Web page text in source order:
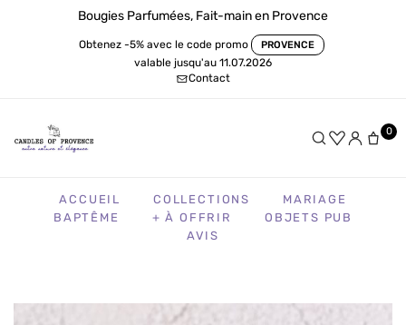
Bougies Parfumées, Fait-main en Provence
Obtenez -5% avec le code promo PROVENCE
valable jusqu'au 11.07.2026
Contact
0
ACCUEIL COLLECTIONS
MARIAGE
BAPTÊME
+ À OFFRIR
OBJETS PUB
AVIS